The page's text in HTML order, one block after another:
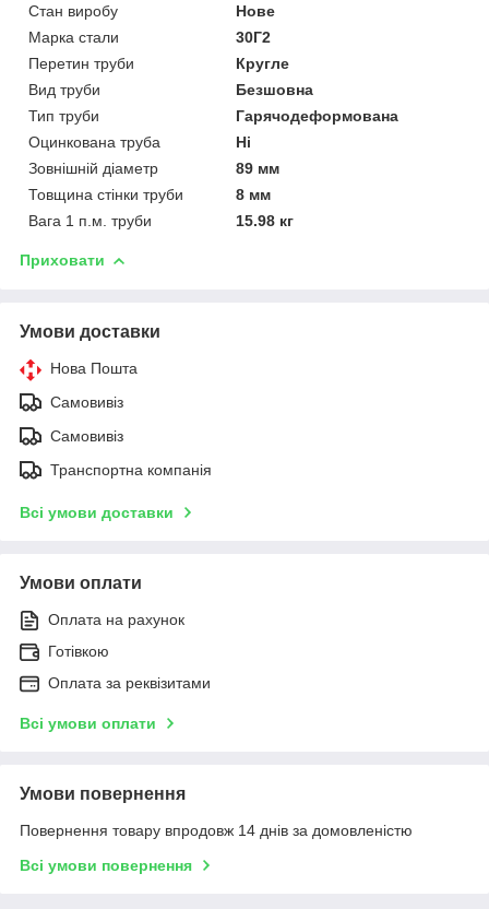
Стан виробу
Нове
Марка стали
30Г2
Перетин труби
Кругле
Вид труби
Безшовна
Тип труби
Гарячодеформована
Оцинкована труба
Ні
Зовнішній діаметр
89 мм
Товщина стінки труби
8 мм
Вага 1 п.м. труби
15.98 кг
Приховати
Умови доставки
Нова Пошта
Самовивіз
Самовивіз
Транспортна компанія
Всі умови доставки
Умови оплати
Оплата на рахунок
Готівкою
Оплата за реквізитами
Всі умови оплати
Умови повернення
Повернення товару впродовж 14 днів за домовленістю
Всі умови повернення